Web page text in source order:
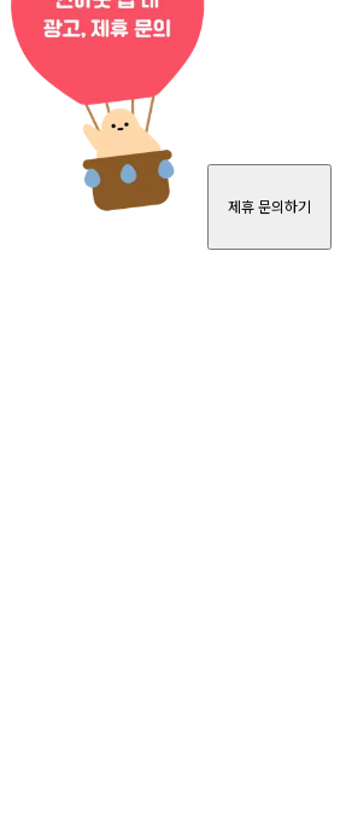
제휴 문의하기